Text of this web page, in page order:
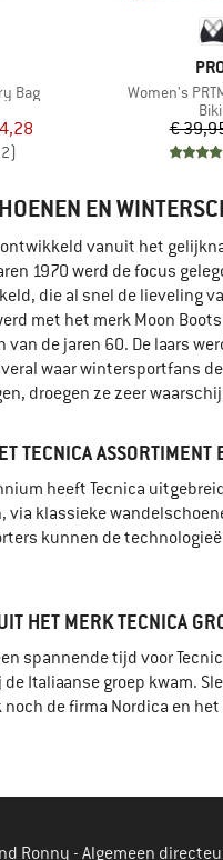
Bag
prijs
2)
Artikel
Women's
€
EN
vanuit het
1970 werd de focus
die al snel de lieveling
met het merk Moon
de jaren 60. De laars
waar wintersportfans
droegen ze zeer
TECNICA ASSORTIMENT
heeft Tecnica
klassieke
kunnen de
HET MERK TECNICA
spannende tijd voor
Italiaanse groep kwam.
noch de firma Nordica en
Ronny - Algemeen